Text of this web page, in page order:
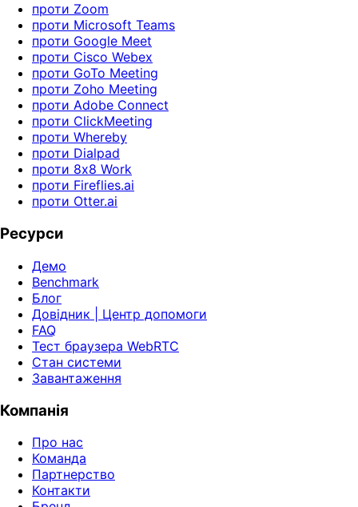
проти Zoom
проти Microsoft Teams
проти Google Meet
проти Cisco Webex
проти GoTo Meeting
проти Zoho Meeting
проти Adobe Connect
проти ClickMeeting
проти Whereby
проти Dialpad
проти 8x8 Work
проти Fireflies.ai
проти Otter.ai
Ресурси
Демо
Benchmark
Блог
Довідник | Центр допомоги
FAQ
Тест браузера WebRTC
Стан системи
Завантаження
Компанія
Про нас
Команда
Партнерство
Контакти